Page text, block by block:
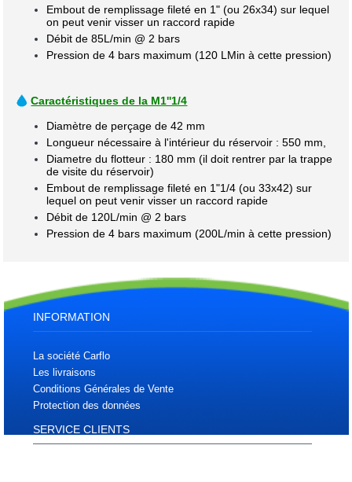
Embout de remplissage fileté en 1" (ou 26x34) sur lequel
on peut venir visser un raccord rapide
Débit de 85L/min @ 2 bars
Pression de 4 bars maximum (120 LMin à cette pression)
Caractéristiques de la M1''1/4
Diamètre de perçage de 42 mm
Longueur nécessaire à l'intérieur du réservoir : 550 mm,
Diametre du flotteur : 180 mm (il doit rentrer par la trappe
de visite du réservoir)
Embout de remplissage fileté en 1"1/4 (ou 33x42) sur
lequel on peut venir visser un raccord rapide
Débit de 120L/min @ 2 bars
Pression de 4 bars maximum (200L/min à cette pression)
INFORMATION
La société Carflo
Les livraisons
Conditions Générales de Vente
Protection des données
SERVICE CLIENTS